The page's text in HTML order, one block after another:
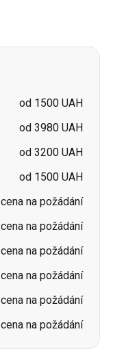
od 1500 UAH
cena na požádání
cena na požádání
cena na požádání
cena na požádání
cena na požádání
cena na požádání
od 1500 UAH